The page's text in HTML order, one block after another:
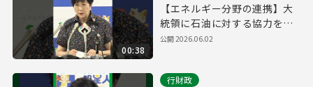
00:38
【エネルギー分野の連携】大
統領に石油に対する協力を依
頼
公開2026.06.02
行財政